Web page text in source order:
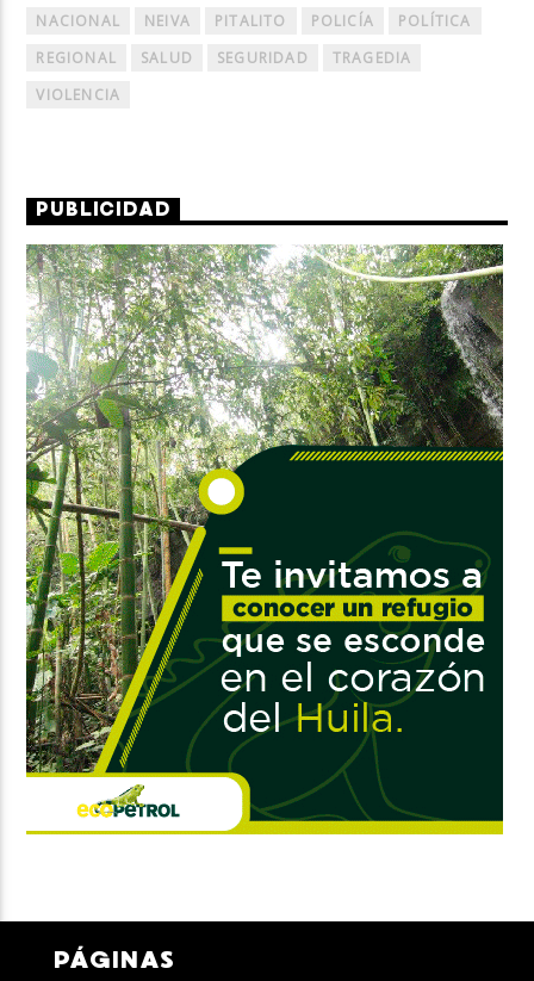
NACIONAL
NEIVA PITALITO POLICÍA
POLÍTICA
REGIONAL
SALUD SEGURIDAD
TRAGEDIA
VIOLENCIA
PUBLICIDAD
PÁGINAS